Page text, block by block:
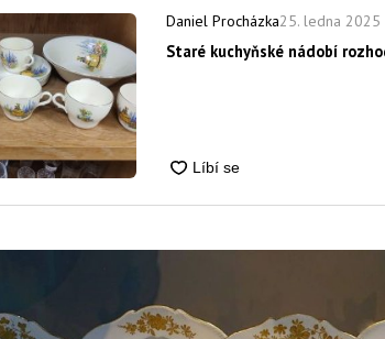
Daniel Procházka25. ledna 2025
Staré kuchyňské nádobí